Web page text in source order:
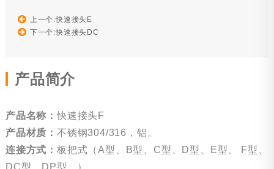
上一个:快速接头E
下一个:快速接头DC
产品简介
产品名称：快速接头F
产品材质： 不锈钢304/316，铝。
连接方式： 板把式（A型、B型、C型、D型、E型、 F型、
DC型、DP型。）